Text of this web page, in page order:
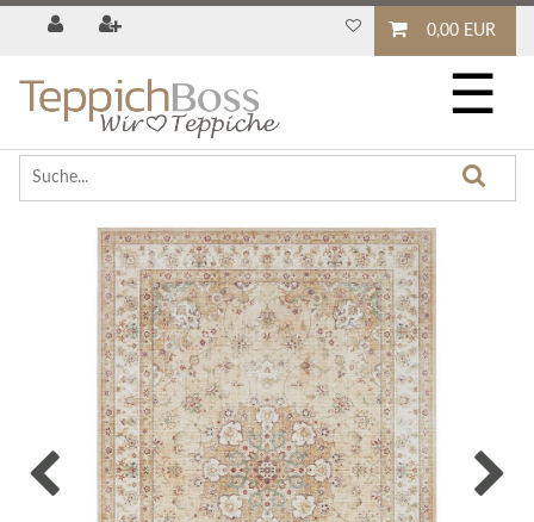
0,00 EUR
☰